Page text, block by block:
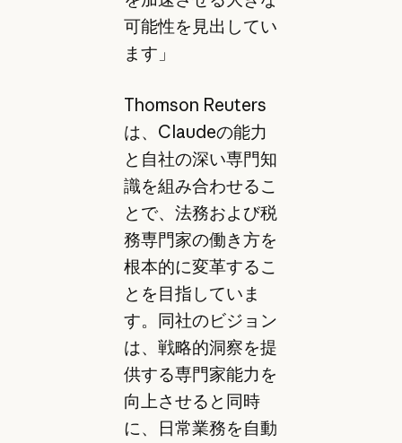
可能性を見出してい
ます」
Thomson Reuters
は、Claudeの能力
と自社の深い専門知
識を組み合わせるこ
とで、法務および税
務専門家の働き方を
根本的に変革するこ
とを目指していま
す。同社のビジョン
は、戦略的洞察を提
供する専門家能力を
向上させると同時
に、日常業務を自動